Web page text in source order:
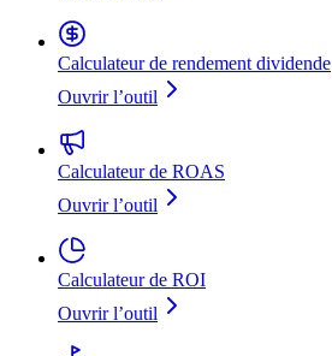
Calculateur de rendement dividende
Ouvrir l’outil
Calculateur de ROAS
Ouvrir l’outil
Calculateur de ROI
Ouvrir l’outil